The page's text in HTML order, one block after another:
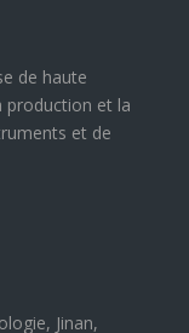
de haute
production et la
et de
Jinan,